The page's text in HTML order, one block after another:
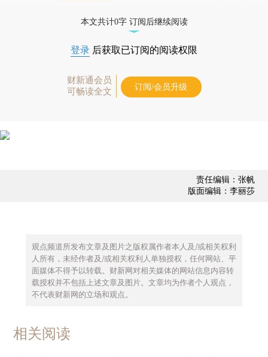
本文共计0字 订阅后继续阅读
登录 后获取已订阅的阅读权限
财新通会员
可畅读全文
订阅/会员升级
责任编辑：张帆
版面编辑：李丽莎
观点频道所发布文章及图片之版权属作者本人及/或相关权利
人所有，未经作者及/或相关权利人单独授权，任何网站、平
面媒体不得予以转载。财新网对相关媒体的网站信息内容转
载授权并不包括上述文章及图片。文章均为作者个人观点，
不代表财新网的立场和观点。
相关阅读